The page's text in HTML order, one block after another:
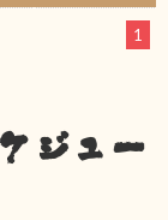
1
ジュー